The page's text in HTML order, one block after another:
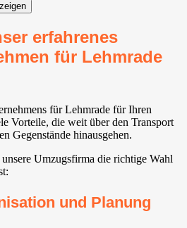
erfahrenes
für Lehmrade
für Lehmrade für Ihren
Vorteile, die weit über den Transport
Gegenstände hinausgehen.
Umzugsfirma die richtige Wahl
und Planung